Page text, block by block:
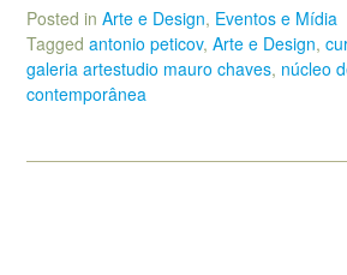
Posted in Arte e Design, Eventos e Mídia
Tagged antonio peticov, Arte e Design,
galeria artestudio mauro chaves, núcleo
contemporânea